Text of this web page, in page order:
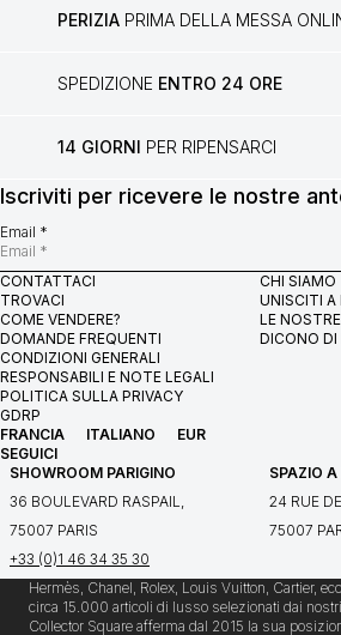
PERIZIA PRIMA DELLA MESSA
SPEDIZIONE ENTRO 24 ORE
14 GIORNI PER RIPENSARCI
Iscriviti per ricevere le nostre
Email *
SEGUICI
CONTATTACI
TROVACI
COME VENDERE?
DOMANDE FREQUENTI
SHOWROOM PARIGINO
36 BOULEVARD RASPAIL,
75007 PARIS
+33 (0)1 46 34 35 30
CHI SIAMO
UNISCITI A
LE
DICONO DI
SPAZIO
24 RUE
75007
CONDIZIONI GENERALI
RESPONSABILI E NOTE LEGALI
POLITICA SULLA PRIVACY
GDRP
FRANCIA
ITALIANO EUR
Hermès, Chanel, Rolex, Louis Vuitton, Cartier,
circa 15.000 articoli di lusso selezionati dai
Collector Square afferma dal 2015 la sua